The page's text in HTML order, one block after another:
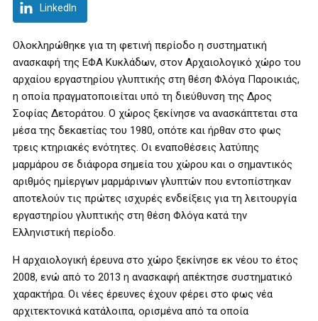
LinkedIn
Ολοκληρώθηκε για τη φετινή περίοδο η συστηματική
ανασκαφή της ΕΦΑ Κυκλάδων, στον Αρχαιολογικό χώρο του
αρχαίου εργαστηρίου γλυπτικής στη θέση Φλόγα Παροικιάς,
η οποία πραγματοποιείται υπό τη διεύθυνση της Δρος
Σοφίας Δετοράτου. Ο χώρος ξεκίνησε να ανασκάπτεται στα
μέσα της δεκαετίας του 1980, οπότε και ήρθαν στο φως
τρεις κτηριακές ενότητες. Οι εναποθέσεις λατύπης
μαρμάρου σε διάφορα σημεία του χώρου και ο σημαντικός
αριθμός ημίεργων μαρμάρινων γλυπτών που εντοπίστηκαν
αποτελούν τις πρώτες ισχυρές ενδείξεις για τη λειτουργία
εργαστηρίου γλυπτικής στη θέση Φλόγα κατά την
Ελληνιστική περίοδο.
Η αρχαιολογική έρευνα στο χώρο ξεκίνησε εκ νέου το έτος
2008, ενώ από το 2013 η ανασκαφή απέκτησε συστηματικό
χαρακτήρα. Οι νέες έρευνες έχουν φέρει στο φως νέα
αρχιτεκτονικά κατάλοιπα, ορισμένα από τα οποία